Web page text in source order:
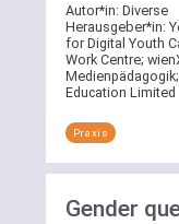
Autor*in: Diverse
Herausgeber*in:
for Digital Youth
Work Centre;
Medienpädagogik;
Education Limited
Praxis
Gender